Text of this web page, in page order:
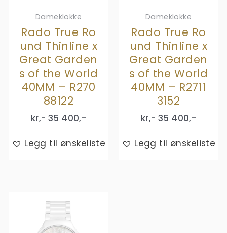
Dameklokke
Rado True Ro
und Thinline x
Great Garden
s of the World
40MM – R270
88122
kr,- 35 400,-
Legg til ønskeliste
Dameklokke
Rado True Ro
und Thinline x
Great Garden
s of the World
40MM – R2711
3152
kr,- 35 400,-
Legg til ønskeliste